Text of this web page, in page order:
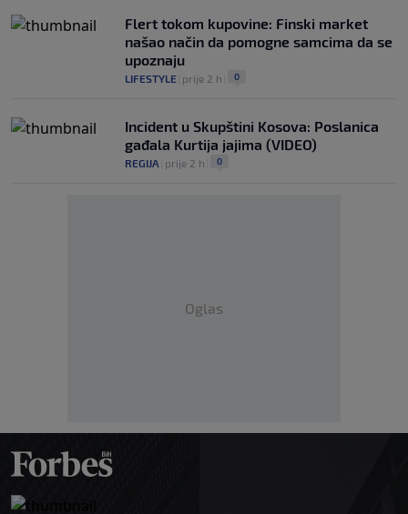
Flert tokom kupovine: Finski market
našao način da pomogne samcima da se
upoznaju
LIFESTYLE prije 2 h 0
Incident u Skupštini Kosova: Poslanica
gađala Kurtija jajima (VIDEO)
REGIJA prije 2 h 0
Oglas